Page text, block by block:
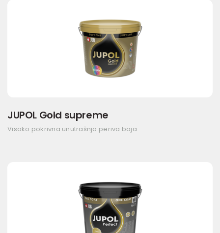
JUPOL Gold supreme
Visoko pokrivna unutrašnja periva boja